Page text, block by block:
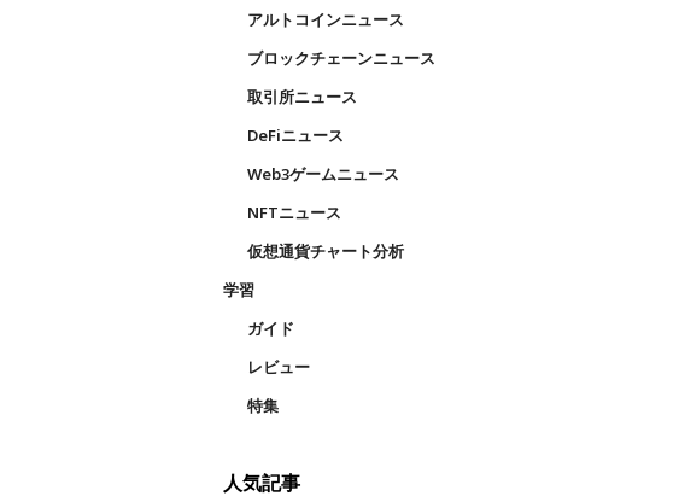
アルトコインニュース
ブロックチェーンニュース
取引所ニュース
DeFiニュース
Web3ゲームニュース
NFTニュース
仮想通貨チャート分析
学習
ガイド
レビュー
特集
人気記事